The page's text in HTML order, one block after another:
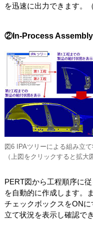
を迅速に出力できます。（
②In-Process Assembly
図6 IPAツリーによる組み立
（上図をクリックすると拡大
PERT図から工程順序に
を自動的に作成します。
チェックボックスをON
立て状況を表示し確認で